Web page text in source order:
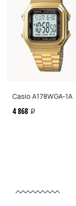
Casio A178WGA-1A
4 868 i